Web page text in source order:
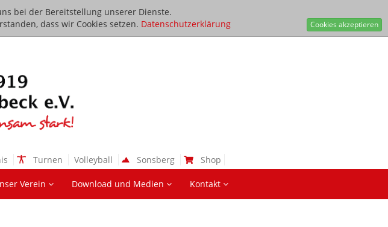
bei der Bereitstellung unserer Dienste.
dass wir Cookies setzen. Datenschutzerklärung Cookies akzeptieren
Turnen Volleyball Sonsberg Shop
Verein Download und Medien Kontakt